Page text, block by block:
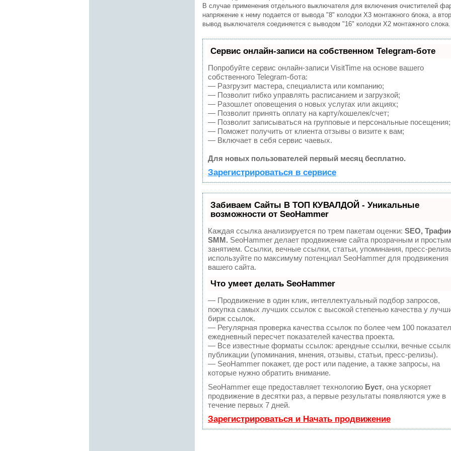
В случае применения отдельного выключателя для включения очистителей
напряжение к нему подается от вывода "8" колодки Х3 монтажного блока, а
вывод выключателя соединяется с выводом "16" колодки Х2 монтажного слока.
Сервис онлайн-записи на собственном Telegram-боте
Попробуйте сервис онлайн-записи VisitTime на основе вашего
собственного Telegram-бота:
— Разгрузит мастера, специалиста или компанию;
— Позволит гибко управлять расписанием и загрузкой;
— Разошлет оповещения о новых услугах или акциях;
— Позволит принять оплату на карту/кошелек/счет;
— Позволит записываться на групповые и персональные посещения;
— Поможет получить от клиента отзывы о визите к вам;
— Включает в себя сервис чаевых.
Для новых пользователей первый месяц бесплатно.
Зарегистрироваться в сервисе
Забиваем Сайты В ТОП КУВАЛДОЙ - Уникальные
возможности от SeoHammer
Каждая ссылка анализируется по трем пакетам оценки: SEO,
SMM. SeoHammer делает продвижение сайта прозрачным и простым
занятием. Ссылки, вечные ссылки, статьи, упоминания, пресс-
используйте по максимуму потенциал SeoHammer для продвижения
вашего сайта.
Что умеет делать SeoHammer
— Продвижение в один клик, интеллектуальный подбор запросов,
покупка самых лучших ссылок с высокой степенью качества у
бирж ссылок.
— Регулярная проверка качества ссылок по более чем 100
ежедневный пересчет показателей качества проекта.
— Все известные форматы ссылок: арендные ссылки, вечные
публикации (упоминания, мнения, отзывы, статьи, пресс-релизы).
— SeoHammer покажет, где рост или падение, а также запросы, на
которые нужно обратить внимание.
SeoHammer еще предоставляет технологию Буст, она ускоряет
продвижение в десятки раз, а первые результаты появляются уже в
течение первых 7 дней.
Зарегистрироваться и Начать продвижение